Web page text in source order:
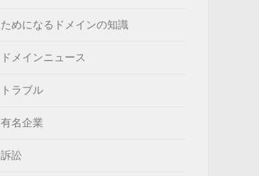
ためになるドメインの知識
ドメインニュース
トラブル
有名企業
訴訟